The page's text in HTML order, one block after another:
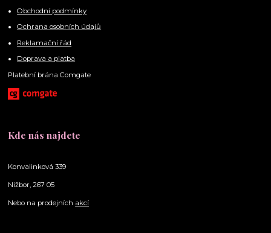
Obchodní podmínky
Ochrana osobních údajů
Reklamační řád
Doprava a platba
Platební brána Comgate
Kde nás najdete
Konvalinková 339
Nižbor, 267 05
Nebo na prodejních akcí